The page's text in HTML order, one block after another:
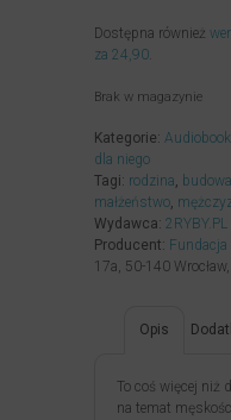
Dostępna również
za 24,90
Brak w magazynie
Kategorie:
dla niego
Tagi: rodzina,
małżeństwo,
Wydawca: 2RYBY.PL
Producent:
17a, 50-140
Opis
To coś więcej niż
na temat